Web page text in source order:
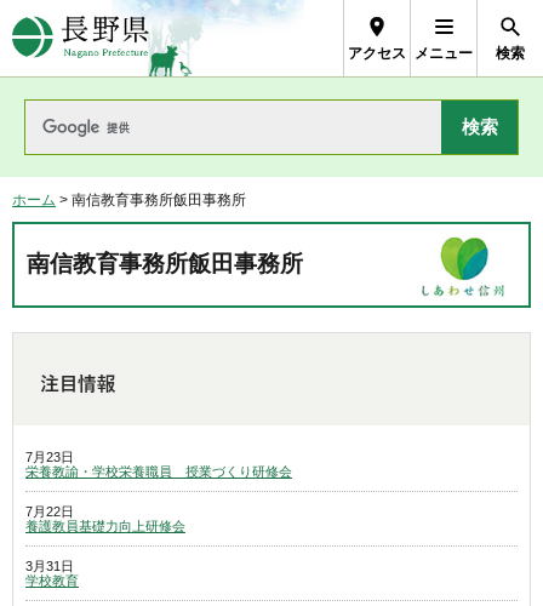
長野県Nagano Prefecture
アクセス メニュー 検索
ホーム > 南信教育事務所飯田事務所
南信教育事務所飯田事務所
7月23日
栄養教諭・学校栄養職員 授業づくり研修会
7月22日
養護教員基礎力向上研修会
3月31日
学校教育